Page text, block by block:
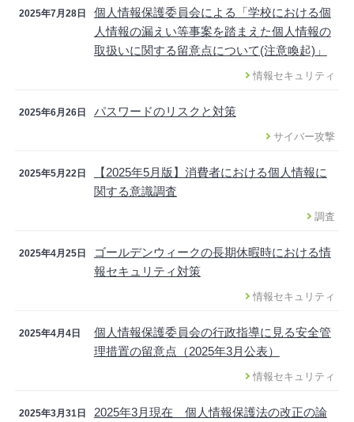
2025年7月28日
個人情報保護委員会による「学校における個
人情報の漏えい等事案を踏まえた個人情報の
取扱いに関する留意点について(注意喚起)」
情報セキュリティ
2025年6月26日 パスワードのリスクと対策
サイバー攻撃
2025年5月22日
【2025年5月版】消費者における個人情報に
関する意識調査
調査
2025年4月25日
ゴールデンウィークの長期休暇時における情
報セキュリティ対策
情報セキュリティ
2025年4月4日
個人情報保護委員会の行政指導に見る安全管
理措置の留意点（2025年3月公表）
情報セキュリティ
2025年3月31日
2025年3月現在 個人情報保護法の改正の論